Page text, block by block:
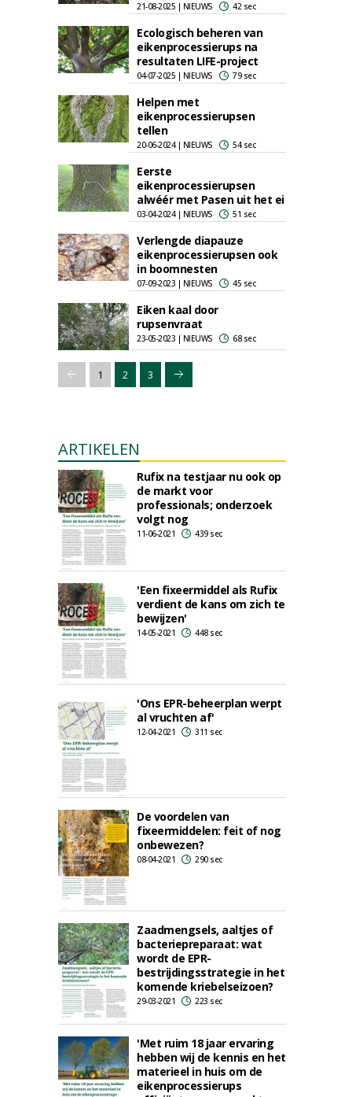
21-08-2025 | NIEUWS 42 sec
Ecologisch beheren van
eikenprocessierups na
resultaten LIFE-project
04-07-2025 | NIEUWS 79 sec
Helpen met
eikenprocessierupsen
tellen
20-06-2024 | NIEUWS 54 sec
Eerste
eikenprocessierupsen
alwéér met Pasen uit het ei
03-04-2024 | NIEUWS 51 sec
Verlengde diapauze
eikenprocessierupsen ook
in boomnesten
07-09-2023 | NIEUWS 45 sec
Eiken kaal door
rupsenvraat
23-05-2023 | NIEUWS 68 sec
1 2 3
ARTIKELEN
Rufix na testjaar nu ook op
de markt voor
professionals; onderzoek
volgt nog
11-06-2021 439 sec
'Een fixeermiddel als Rufix
verdient de kans om zich te
bewijzen'
14-05-2021 448 sec
'Ons EPR-beheerplan werpt
al vruchten af'
12-04-2021 311 sec
De voordelen van
fixeermiddelen: feit of nog
onbewezen?
08-04-2021 290 sec
Zaadmengsels, aaltjes of
bacteriepreparaat: wat
wordt de EPR-
bestrijdingsstrategie in het
komende kriebelseizoen?
29-03-2021 223 sec
'Met ruim 18 jaar ervaring
hebben wij de kennis en het
materieel in huis om de
eikenprocessierups